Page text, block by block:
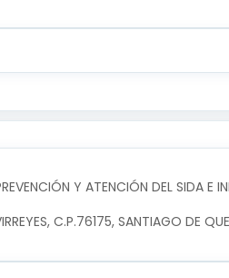
Y ATENCIÓN DEL SIDA E
C.P.76175, SANTIAGO DE